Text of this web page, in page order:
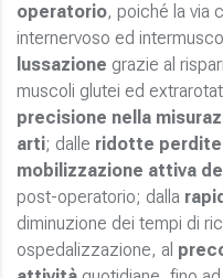
operatorio, poiché la via
internervoso ed
lussazione grazie al
muscoli glutei ed
precisione nella
arti; dalle ridotte
mobilizzazione attiva
post-operatorio; dalla
diminuzione dei tempi di
ospedalizzazione, al